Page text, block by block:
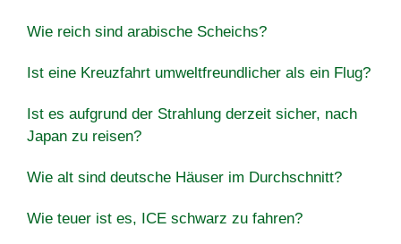
Wie reich sind arabische Scheichs?
Ist eine Kreuzfahrt umweltfreundlicher als ein Flug?
Ist es aufgrund der Strahlung derzeit sicher, nach
Japan zu reisen?
Wie alt sind deutsche Häuser im Durchschnitt?
Wie teuer ist es, ICE schwarz zu fahren?